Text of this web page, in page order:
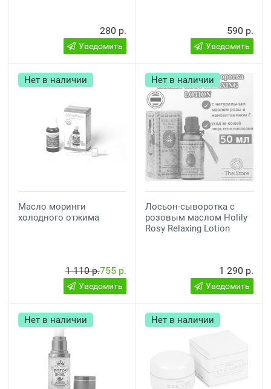
280 р.
Уведомить
590 р.
Уведомить
Нет в наличии
Масло моринги
холодного отжима
1 110 р.755 р.
Уведомить
Нет в наличии
Лосьон-сыворотка с
розовым маслом Holily
Rosy Relaxing Lotion
1 290 р.
Уведомить
Нет в наличии Нет в наличии